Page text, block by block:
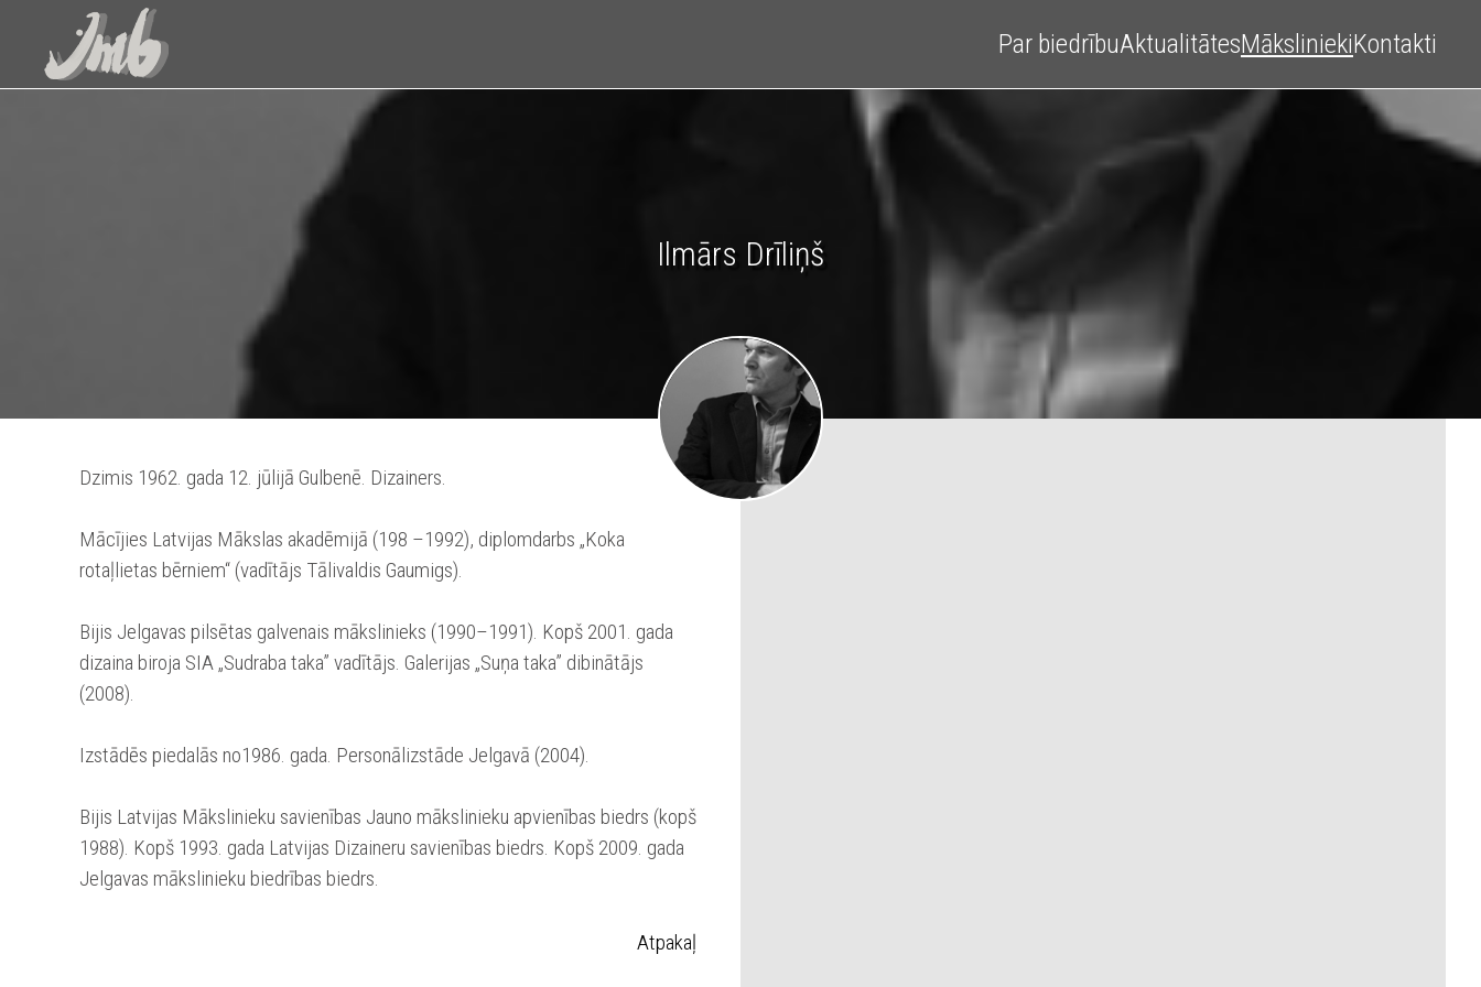
Par biedrībuAktualitātesMāksliniekiKontakti
Ilmārs Drīliņš
Dzimis 1962. gada 12. jūlijā Gulbenē. Dizainers.
Mācījies Latvijas Mākslas akadēmijā (198 –1992), diplomdarbs „Koka
rotaļlietas bērniem“ (vadītājs Tālivaldis Gaumigs).
Bijis Jelgavas pilsētas galvenais mākslinieks (1990–1991). Kopš 2001. gada
dizaina biroja SIA „Sudraba taka” vadītājs. Galerijas „Suņa taka” dibinātājs
(2008).
Izstādēs piedalās no1986. gada. Personālizstāde Jelgavā (2004).
Bijis Latvijas Mākslinieku savienības Jauno mākslinieku apvienības biedrs (kopš
1988). Kopš 1993. gada Latvijas Dizaineru savienības biedrs. Kopš 2009. gada
Jelgavas mākslinieku biedrības biedrs.
Atpakaļ